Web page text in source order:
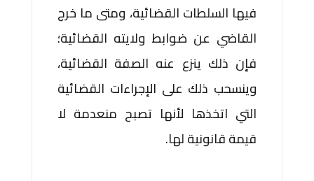
فيها السلطات القضائية، ومتى ما خرج
القاضي عن ضوابط ولايته القضائية؛
فإن ذلك ينزع عنه الصفة القضائية،
وينسحب ذلك على الإجراءات القضائية
التي اتخذها لأنها تصبح منعدمة لا
قيمة قانونية لها.